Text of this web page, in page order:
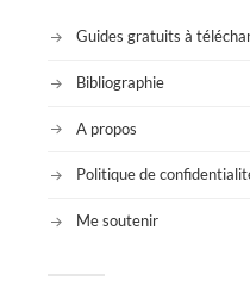
Guides gratuits à
Bibliographie
A propos
Politique de
Me soutenir